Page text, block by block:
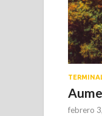
febrero